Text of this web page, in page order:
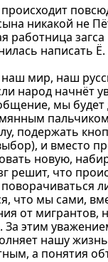
никакой не
работница загса
написать Ё.
мир, наш
народ начнёт
мы будет
подержать
и вместо
новую,
решит, что
что мы сами,
от мигрантов,
За этим
нашу
а понятия